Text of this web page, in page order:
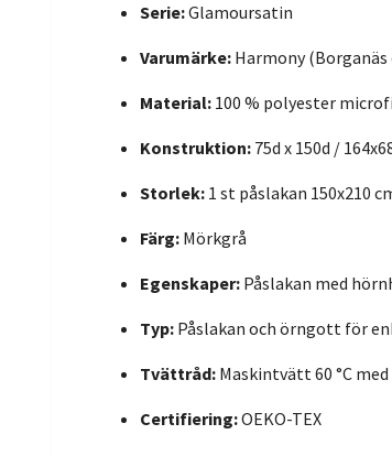
Serie:Glamoursatin
Varumärke: Harmony (Borganäs
Material: 100 % polyester
Konstruktion: 75d x 150d /
Storlek: 1 st påslakan 150x210
Färg: Mörkgrå
Egenskaper: Påslakan med
Typ: Påslakan och örngott för
Tvättråd: Maskintvätt 60 °C
Certifiering:OEKO-TEX